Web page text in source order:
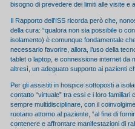
bisogno di prevedere dei limiti alle visite e
Il Rapporto dell’ISS ricorda però che,
della cura: “qualora non sia possibile o
isolamento) è comunque fondamentale
necessario favorire, allora, l’uso della
tablet o laptop, e connessione internet da
altresì, un adeguato supporto ai pazienti
Per gli assistiti in hospice sottoposti a
contatto “virtuale” tra essi e i loro
sempre multidisciplinare, con il
ruotano attorno al paziente, “al fine di
contenere e affrontare manifestazioni di